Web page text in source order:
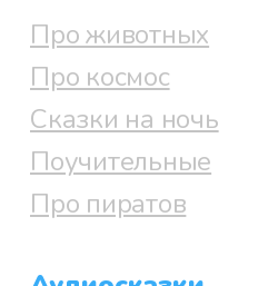
Про животных
Про космос
Сказки на ночь
Поучительные
Про пиратов